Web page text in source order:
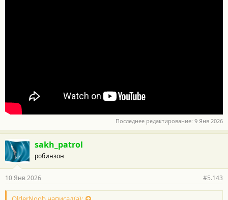
Последнее редактирование: 9 Янв 2026
sakh_patrol
робинзон
10 Янв 2026 #5.143